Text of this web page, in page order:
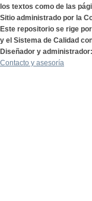
los textos como de las
Sitio administrado por la
Este repositorio se rige
y el Sistema de Calidad
Diseñador y
Contacto y asesoría